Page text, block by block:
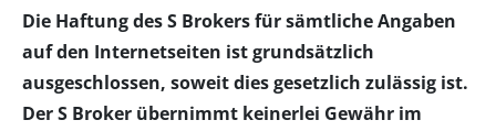
Die Haftung des S Brokers für sämtliche Angaben
auf den Internetseiten ist grundsätzlich
ausgeschlossen, soweit dies gesetzlich zulässig ist.
Der S Broker übernimmt keinerlei Gewähr im